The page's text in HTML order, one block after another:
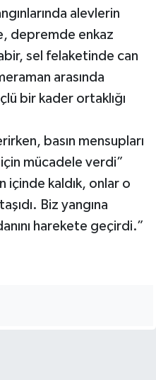
alevlerin
depremde enkaz
sel felaketinde can
arasında
bir kader ortaklığı
basın mensupları
mücadele verdi”
içinde kaldık, onlar o
Biz yangına
harekete geçirdi.”